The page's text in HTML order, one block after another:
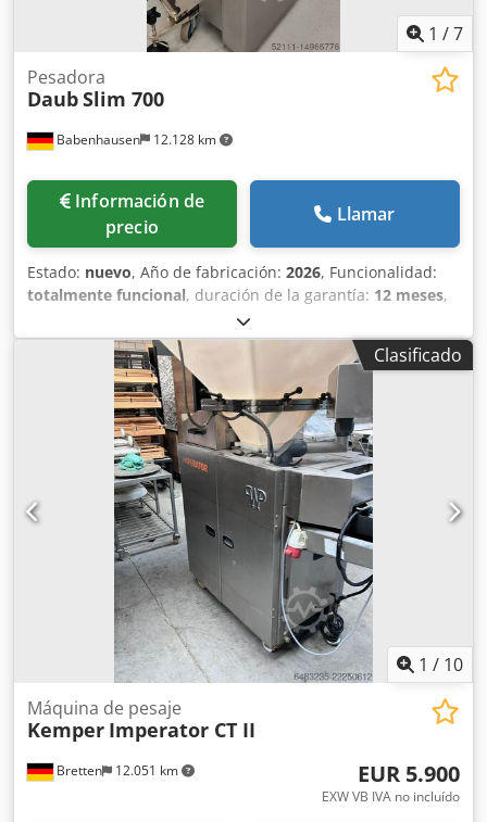
1 /7
Babenhausen 12.128 km
Pesadora
DaubSlim 700
Información de
precio
Llamar
Estado: nuevo, Año de fabricación: 2026, Funcionalidad:
totalmente funcional, duración de la garantía: 12 meses,
50 Hz, tensión de entrada:
Certificado DGUV hasta:11/2026, NUEVO ++ NUEVO
Dosificadora de masa NUEVO ++ NUEVO Divisora de masa
de primera calidad para un corte de la masa sin tensión ni
residuos de aceite. Cilindro y pistón fabricados con acero
inoxidable de alta calidad. Recipiente de acero inoxidable
con revestimiento de teflón y tapa de seguridad.
Rendimiento máximo: 1.100 unidades por hora. Velocidad
variable electrónica y contador de piezas. Dosificadora con
ajuste de peso manual. Fabricada en acero inoxidable.
Solo disponible en nuestra empresa, con certificación
DGUV V3. Conexión de 400 V, enchufe CEE de 16 A.
Máquina nueva y probada por SAB. Con garantía y servicio
de piezas de repuesto. Dcsdpfx Aiork D U Eorjk Opcional:
Servicio de arrendamiento y alquiler. Contrato de
mantenimiento. Servicio de entrega. ¡Más divisoras de
masa de primera calidad en oferta!
Clasificado
1 / 10
Bretten 12.051 km
Máquina de pesaje
Kemper Imperator CT II
EUR 5.900
EXW VB IVA no incluído